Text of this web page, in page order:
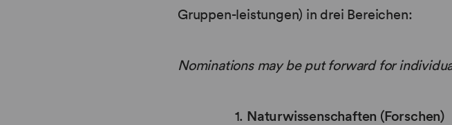
Gruppen-leistungen) in drei Bereichen:
Nominations may be put forward for
Naturwissenschaften